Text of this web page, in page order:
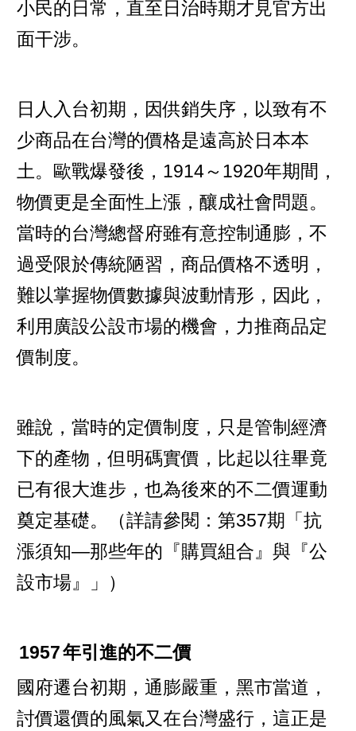
小民的日常，直至日治時期才見官方出
面干涉。
日人入台初期，因供銷失序，以致有不
少商品在台灣的價格是遠高於日本本
土。歐戰爆發後，1914～1920年期間，
物價更是全面性上漲，釀成社會問題。
當時的台灣總督府雖有意控制通膨，不
過受限於傳統陋習，商品價格不透明，
難以掌握物價數據與波動情形，因此，
利用廣設公設市場的機會，力推商品定
價制度。
雖說，當時的定價制度，只是管制經濟
下的產物，但明碼實價，比起以往畢竟
已有很大進步，也為後來的不二價運動
奠定基礎。（詳請參閱：第357期「抗
漲須知—那些年的『購買組合』與『公
設市場』」）
1957年引進的不二價
國府遷台初期，通膨嚴重，黑市當道，
討價還價的風氣又在台灣盛行，這正是